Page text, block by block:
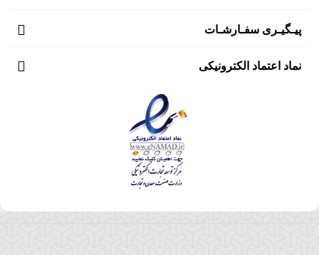
پیـگیـری سفـارشـات
نماد اعتماد الکترونیکی